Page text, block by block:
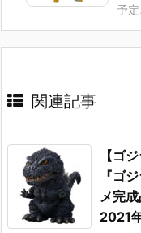
予定
関連記事
【ゴ
『ゴ
メ完
2021